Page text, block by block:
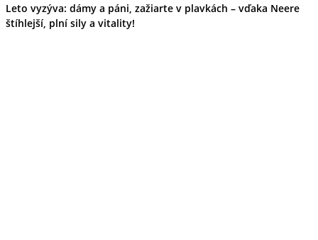
Leto vyzýva: dámy a páni, zažiarte v plavkách – vďaka Neere
štíhlejší, plní sily a vitality!